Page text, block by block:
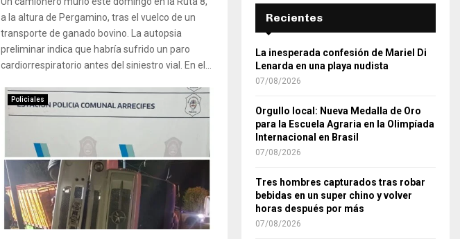
a la altura de Pergamino, tras el vuelco de un
transporte de ganado bovino. La autopsia
preliminar indica que habría sufrido un paro
cardiorrespiratorio antes del siniestro vial. En el...
Policiales
Recientes
La inesperada confesión de Mariel Di
Lenarda en una playa nudista
07/08/2026
Orgullo local: Nueva Medalla de Oro
para la Escuela Agraria en la Olimpíada
Internacional en Brasil
07/08/2026
Tres hombres capturados tras robar
bebidas en un super chino y volver
horas después por más
07/08/2026